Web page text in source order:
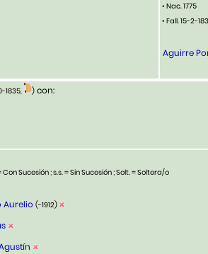
• Nac. 1775
• Fall. 15-2-
Aguirre
1835, ) con:
Sucesión ; s.s. = Sin Sucesión ; Solt. = Soltera/o
Aurelio (-1912)